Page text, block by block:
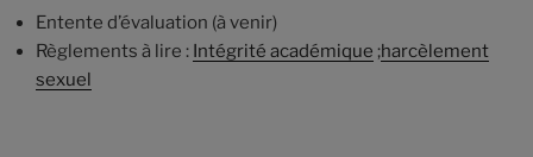
Entente d’évaluation (à venir)
Règlements à lire : Intégrité académique ;harcèlement
sexuel